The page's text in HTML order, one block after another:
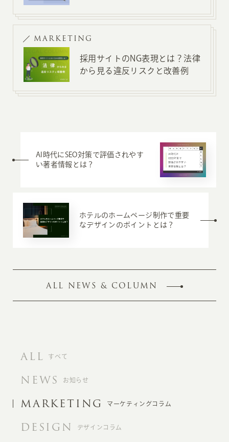
MARKETING
採用サイトのNG表現とは？法律
から見る違反リスクと改善例
AI時代にSEO対策で評価されやす
い著者情報とは？
ホテルのホームページ制作で重要
なデザインのポイントとは？
ALL NEWS & COLUMN
ALL すべて
NEWS お知らせ
MARKETING マーケティングコラム
DESIGN デザインコラム